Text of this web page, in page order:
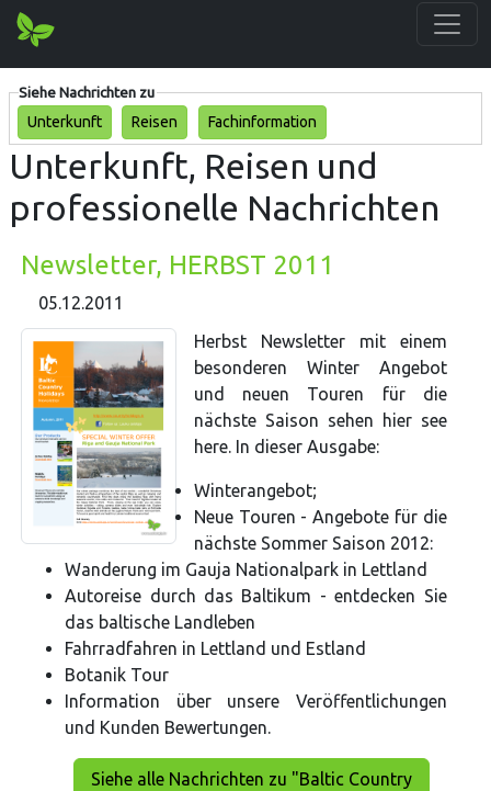
Siehe Nachrichten zu
Unterkunft
Reisen Fachinformation
Unterkunft, Reisen und
professionelle Nachrichten
Newsletter, HERBST 2011
05.12.2011
Herbst Newsletter mit einem
besonderen Winter Angebot
und neuen Touren für die
nächste Saison sehen hier see
here. In dieser Ausgabe:
Winterangebot;
Neue Touren - Angebote für die
nächste Sommer Saison 2012:
Wanderung im Gauja Nationalpark in Lettland
Autoreise durch das Baltikum - entdecken Sie
das baltische Landleben
Fahrradfahren in Lettland und Estland
Botanik Tour
Information über unsere Veröffentlichungen
und Kunden Bewertungen.
Siehe alle Nachrichten zu "Baltic Country